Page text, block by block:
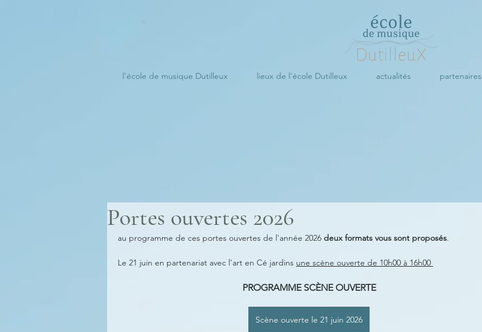
l'école de musique Dutilleux lieux de l'école Dutilleux actualités partenaires
Portes ouvertes 2026
au programme de ces portes ouvertes de l'année 2026 deux formats vous sont proposés.
Le 21 juin en partenariat avec l'art en Cé jardins une scène ouverte de 10h00 à 16h00
PROGRAMME SCÈNE OUVERTE
Scène ouverte le 21 juin 2026